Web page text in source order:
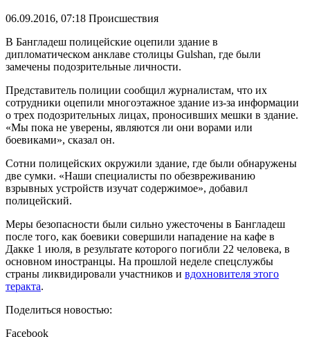
06.09.2016, 07:18 Происшествия
В Бангладеш полицейские оцепили здание в
дипломатическом анклаве столицы Gulshan, где были
замечены подозрительные личности.
Представитель полиции сообщил журналистам, что их
сотрудники оцепили многоэтажное здание из-за информации
о трех подозрительных лицах, проносивших мешки в здание.
«Мы пока не уверены, являются ли они ворами или
боевиками», сказал он.
Сотни полицейских окружили здание, где были обнаружены
две сумки. «Наши специалисты по обезвреживанию
взрывных устройств изучат содержимое», добавил
полицейский.
Меры безопасности были сильно ужесточены в Бангладеш
после того, как боевики совершили нападение на кафе в
Дакке 1 июля, в результате которого погибли 22 человека, в
основном иностранцы. На прошлой неделе спецслужбы
страны ликвидировали участников и вдохновителя этого
теракта.
Поделиться новостью:
Facebook